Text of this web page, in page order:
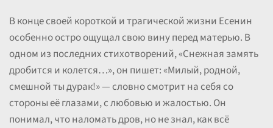
В конце своей короткой и трагической жизни Есенин
особенно остро ощущал свою вину перед матерью. В
одном из последних стихотворений, «Снежная замять
дробится и колется…», он пишет: «Милый, родной,
смешной ты дурак!» — словно смотрит на себя со
стороны её глазами, с любовью и жалостью. Он
понимал, что наломать дров, но не знал, как всё